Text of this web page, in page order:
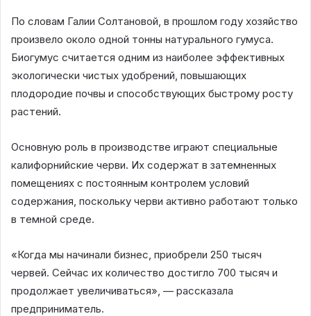
По словам Галии Солтановой, в прошлом году хозяйство
произвело около одной тонны натурального гумуса.
Биогумус считается одним из наиболее эффективных
экологически чистых удобрений, повышающих
плодородие почвы и способствующих быстрому росту
растений.
Основную роль в производстве играют специальные
калифорнийские черви. Их содержат в затемненных
помещениях с постоянным контролем условий
содержания, поскольку черви активно работают только
в темной среде.
«Когда мы начинали бизнес, приобрели 250 тысяч
червей. Сейчас их количество достигло 700 тысяч и
продолжает увеличиваться», — рассказала
предприниматель.